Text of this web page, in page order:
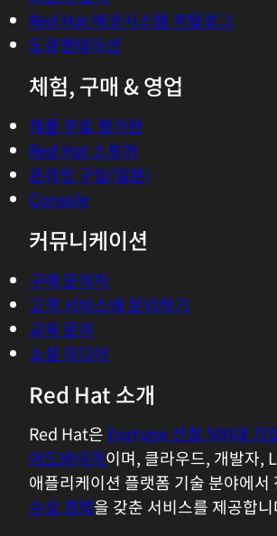
고객 지원
개발자 리소스
Red Hat 에코시스템 카탈로그
체험, 구매 & 영업
제품 무료 평가판
온라인 구입(일본)
커뮤니케이션
구매 문의처
교육 문의
Red Hat 소개
Red Hat은 Fortune 선정 500대 기